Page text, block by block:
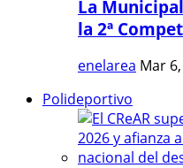
La
la 2ª
enelarea Mar
Polideportivo